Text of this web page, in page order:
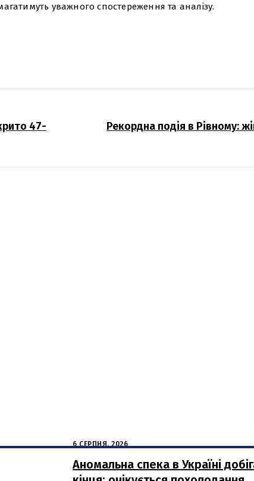
уважного спостереження та аналізу.
47-
Рекордна подія в Рівному:
6 СЕРПНЯ, 2026
Аномальна спека в Україні